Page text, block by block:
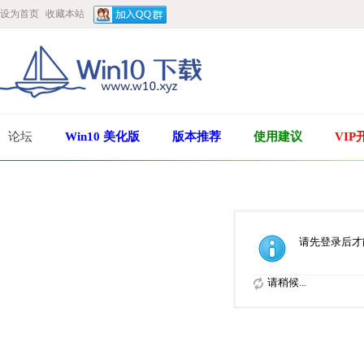
设为首页 收藏本站
论坛 Win10 美化版 版本推荐 使用建议 VIP
请先登录后
请稍候...